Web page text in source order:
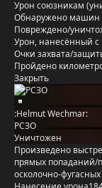
Урон союзникам
Обнаружено машин
Повреждено/
Урон, нанесённый
Очки захвата/
Пройдено
Закрыть
:Helmut Wechmar:
РСЗО
Уничтожен
Произведено
прямых попаданий/
осколочно-